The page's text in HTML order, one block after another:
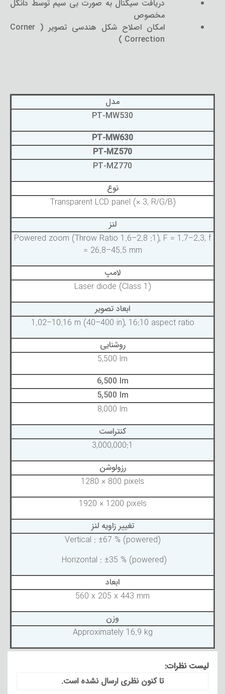
دریافت سیگنال به صورت بی سیم توسط دانگل
مخصوص
امکان اصلاح شکل هندسی تصویر ( Corner
Correction )
مدل
PT-MW530
PT-MW630
PT-MZ570
PT-MZ770
نوع
Transparent LCD panel (× 3, R/G/B)
لنز
Powered zoom (Throw Ratio 1.6–2.8 :1), F = 1.7–2.3, f
= 26.8–45.5 mm
لامپ
Laser diode (Class 1)
ابعاد تصویر
1.02–10.16 m (40–400 in), 16:10 aspect ratio
روشنایی
5,500 lm
6,500 lm
5,500 lm
8,000 lm
کنتراست
3,000,000:1
رزولوشن
1280 × 800 pixels
1920 × 1200 pixels
تغییر زاویه لنز
Vertical : ±67 % (powered)
Horizontal : ±35 % (powered)
ابعاد
560 x 205 x 443 mm
وزن
Approximately 16.9 kg
لیست نظرات:
تا کنون نظری ارسال نشده است.